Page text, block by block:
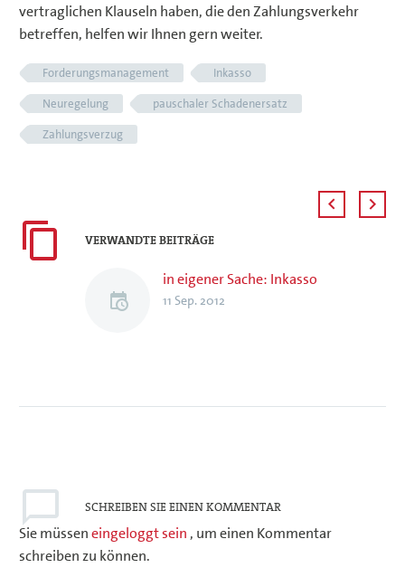
vertraglichen Klauseln haben, die den Zahlungsverkehr
betreffen, helfen wir Ihnen gern weiter.
Forderungsmanagement
Inkasso
Neuregelung
pauschaler Schadenersatz
Zahlungsverzug
VERWANDTE BEITRÄGE
in eigener Sache: Inkasso
11 Sep. 2012
SCHREIBENSIE EINEN KOMMENTAR
Sie müsseneingeloggt sein , um einen Kommentar
schreiben zu können.